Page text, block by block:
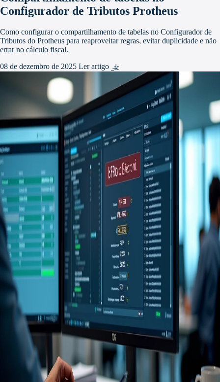
Configurador de Tributos Protheus
Como configurar o compartilhamento de tabelas no Configurador de
Tributos do Protheus para reaproveitar regras, evitar duplicidade e não
errar no cálculo fiscal.
08 de dezembro de 2025 Ler artigo
arrow_forward